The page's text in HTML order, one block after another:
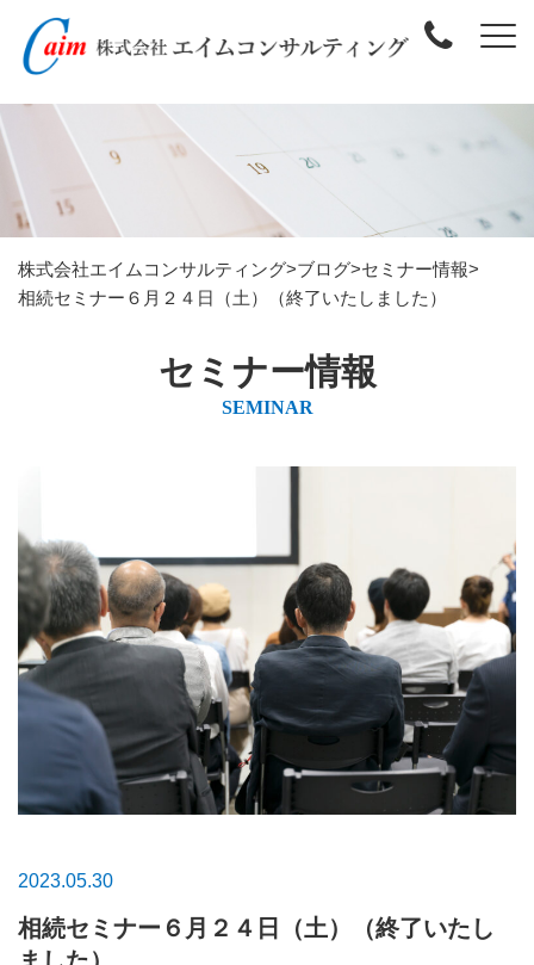
株式会社エイムコンサルティング>ブログ>セミナー情報>
相続セミナー６月２４日（土）（終了いたしました）
セミナー情報
SEMINAR
2023.05.30
相続セミナー６月２４日（土）（終了いたし